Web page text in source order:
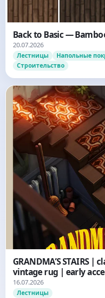
Back to Basic —
20.07.2026
Лестницы Напольные
Строительство
GRANDMA’S STAIRS
vintage rug | early
16.07.2026
Лестницы